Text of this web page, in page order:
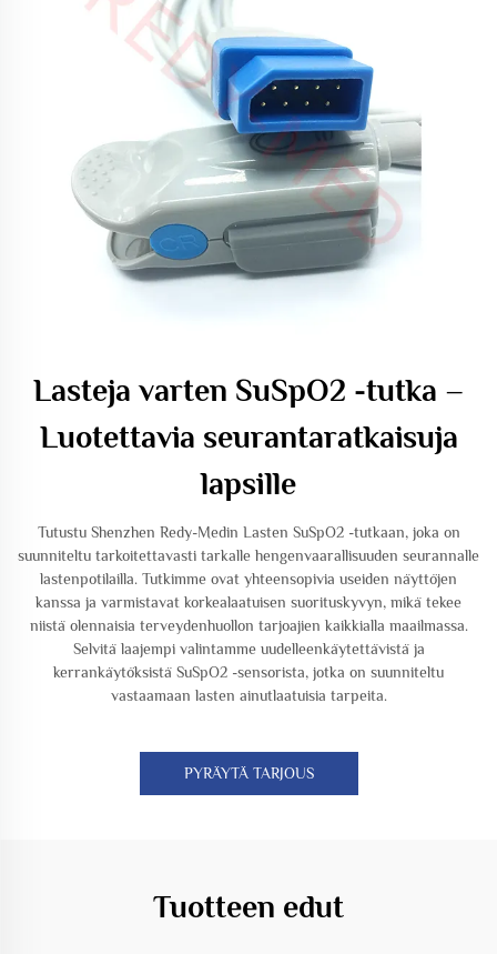
Lasteja varten SuSpO2 -tutka –
Luotettavia seurantaratkaisuja
lapsille
Tutustu Shenzhen Redy-Medin Lasten SuSpO2 -tutkaan, joka on
suunniteltu tarkoitettavasti tarkalle hengenvaarallisuuden seurannalle
lastenpotilailla. Tutkimme ovat yhteensopivia useiden näyttöjen
kanssa ja varmistavat korkealaatuisen suorituskyvyn, mikä tekee
niistä olennaisia terveydenhuollon tarjoajien kaikkialla maailmassa.
Selvitä laajempi valintamme uudelleenkäytettävistä ja
kerrankäytöksistä SuSpO2 -sensorista, jotka on suunniteltu
vastaamaan lasten ainutlaatuisia tarpeita.
PYRÄYTÄ TARJOUS
Tuotteen edut